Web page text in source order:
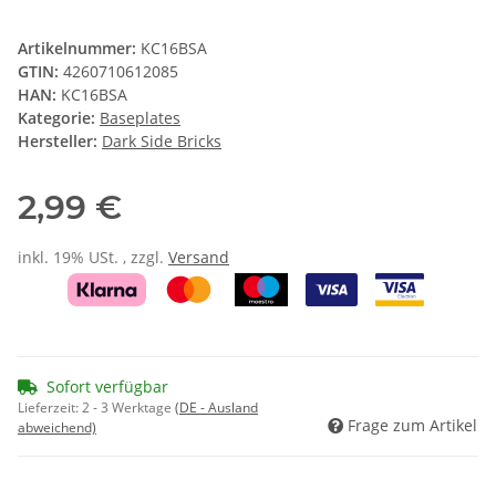
Artikelnummer: KC16BSA
GTIN: 4260710612085
HAN: KC16BSA
Kategorie: Baseplates
Hersteller: Dark Side Bricks
2,99 €
inkl. 19% USt. , zzgl. Versand
Sofort verfügbar
Lieferzeit:2 - 3 Werktage (DE - Ausland
abweichend)
Frage zum Artikel